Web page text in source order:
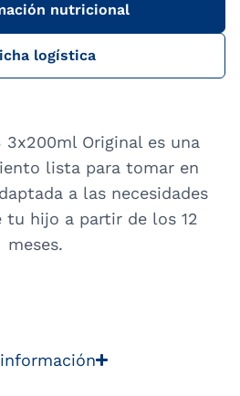
nutricional
logística
3x200ml Original es una
lista para tomar en
a las necesidades
tu hijo a partir de los 12
meses.